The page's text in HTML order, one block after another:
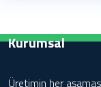
Kurumsal
Üretimin her